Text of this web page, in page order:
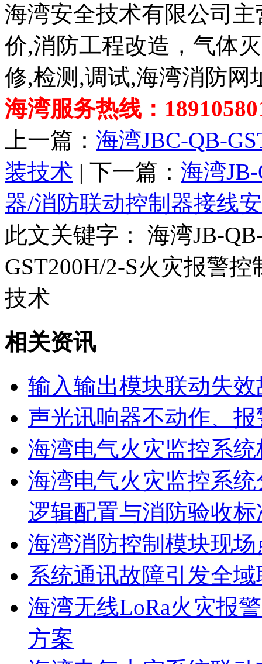
海湾安全技术有限公司
价,消防工程改造，气体
修,检测,调试,海湾消防网
海湾服务热线：
上一篇： 海湾JBC-QB-
装技术 | 下一篇： 海湾
器/消防联动控制器接线
此文关键字：
海湾JB-
GST200H/2-S火灾报警
技术
相关资讯
输入输出模块联动失效
声光讯响器不动作、
海湾电气火灾监控系
海湾电气火灾监控系
逻辑配置与消防验收标
海湾消防控制模块现
系统通讯故障引发全
海湾无线LoRa火灾报
方案